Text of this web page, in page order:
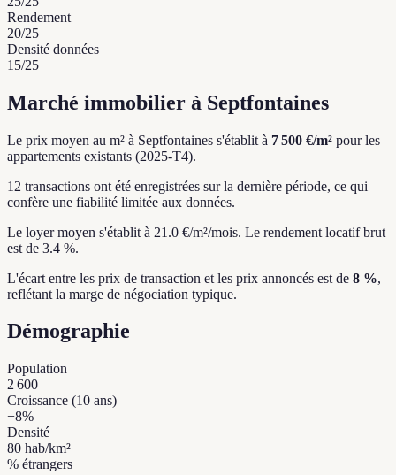
Rendement
20/25
Densité données
15/25
Marché immobilier à Septfontaines
Le prix moyen au m² à Septfontaines s'établit à 7 500 €/m² pour les
appartements existants (2025-T4).
12 transactions ont été enregistrées sur la dernière période, ce qui
confère une fiabilité limitée aux données.
Le loyer moyen s'établit à 21.0 €/m²/mois. Le rendement locatif brut
est de 3.4 %.
L'écart entre les prix de transaction et les prix annoncés est de 8 %,
reflétant la marge de négociation typique.
Démographie
Population
2 600
Croissance (10 ans)
+8%
Densité
80 hab/km²
% étrangers